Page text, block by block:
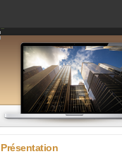
Présentation